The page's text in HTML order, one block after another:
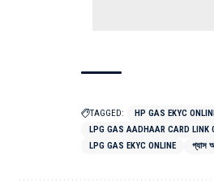
TAGGED:
HP GAS EKYC
LPG GAS AADHAAR CARD LINK
LPG GAS EKYC ONLINE
গ্যাস